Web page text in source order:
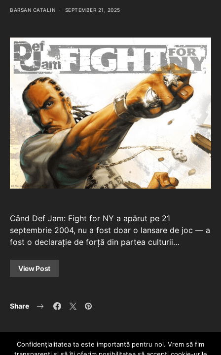
BARSAN CATALIN SEPTEMBER 21, 2025
Când Def Jam: Fight for NY a apărut pe 21
septembrie 2004, nu a fost doar o lansare de joc — a
fost o declarație de forță din partea culturii…
View Post
Share
Confidenţialitatea ta este importantă pentru noi. Vrem să fim